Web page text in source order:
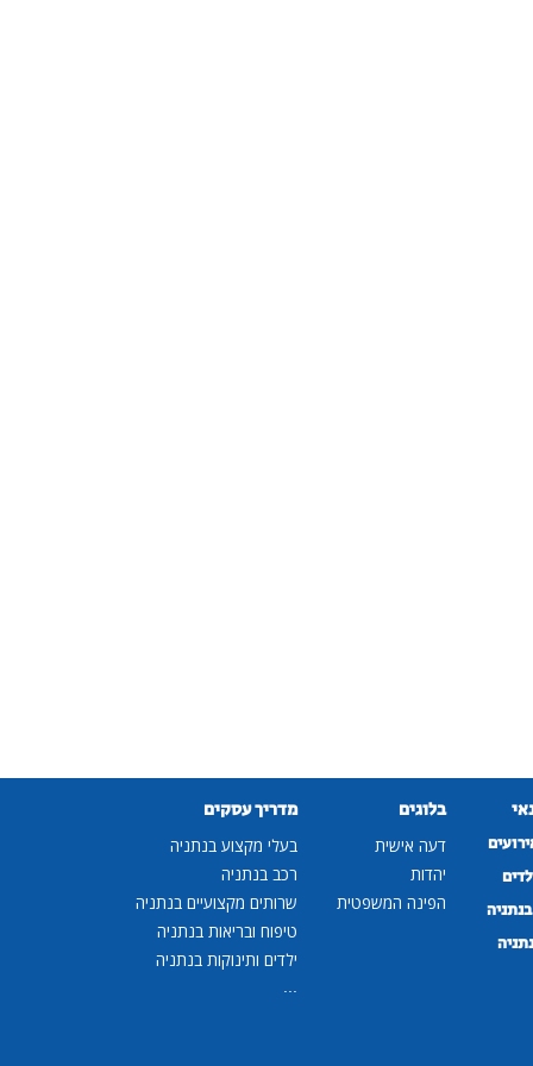
בלוגים
דעה אישית
יהדות
הפינה המשפטית
מדריך עסקים
בעלי מקצוע בנתניה
רכב בנתניה
שרותים מקצועיים בנתניה
טיפוח ובריאות בנתניה
ילדים ותינוקות בנתניה